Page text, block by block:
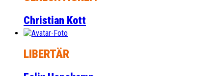
Christian Kott
LIBERTÄR